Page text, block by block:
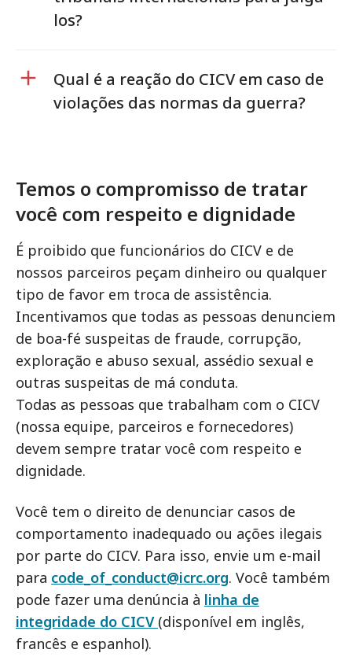
los?
Qual é a reação do CICV em caso de
violações das normas da guerra?
Temos o compromisso de tratar
você com respeito e dignidade
É proibido que funcionários do CICV e de
nossos parceiros peçam dinheiro ou qualquer
tipo de favor em troca de assistência.
Incentivamos que todas as pessoas denunciem
de boa-fé suspeitas de fraude, corrupção,
exploração e abuso sexual, assédio sexual e
outras suspeitas de má conduta.
Todas as pessoas que trabalham com o CICV
(nossa equipe, parceiros e fornecedores)
devem sempre tratar você com respeito e
dignidade.
Você tem o direito de denunciar casos de
comportamento inadequado ou ações ilegais
por parte do CICV. Para isso, envie um e-mail
para code_of_conduct@icrc.org. Você também
pode fazer uma denúncia à linha de
integridade do CICV (disponível em inglês,
francês e espanhol).